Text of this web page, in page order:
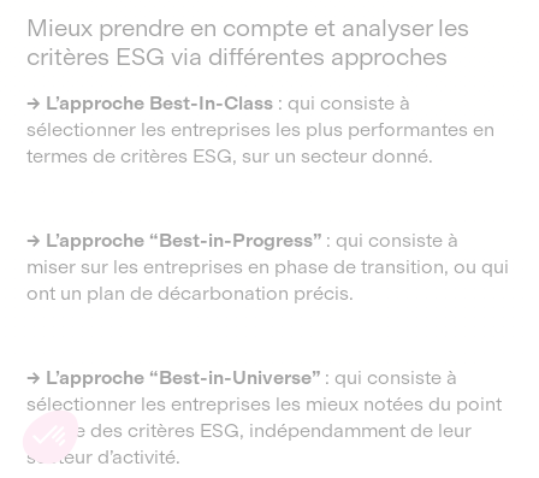
Mieux prendre en compte et analyser les
critères ESG via différentes approches
→ L’approche Best-In-Class : qui consiste à
sélectionner les entreprises les plus performantes en
termes de critères ESG, sur un secteur donné.
→ L’approche “Best-in-Progress” : qui consiste à
miser sur les entreprises en phase de transition, ou qui
ont un plan de décarbonation précis.
→ L’approche “Best-in-Universe” : qui consiste à
sélectionner les entreprises les mieux notées du point
de vue des critères ESG, indépendamment de leur
secteur d’activité.